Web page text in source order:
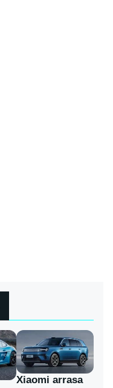
Xiaomi arrasa